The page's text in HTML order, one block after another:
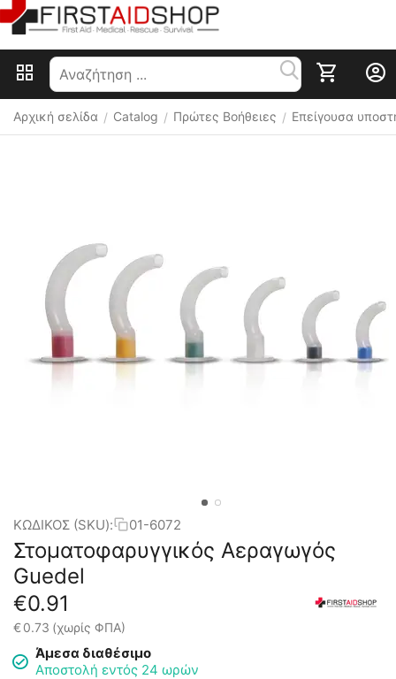
Αρχική σελίδα / Catalog / Πρώτες Βοήθειες / Επείγουσα
ΚΩΔΙΚΟΣ (SKU): 01-6072
Στοματοφαρυγγικός Αεραγωγός
Guedel
€0.91
€0.73 (χωρίς ΦΠΑ)
Άμεσα διαθέσιμο
Αποστολή εντός 24 ωρών